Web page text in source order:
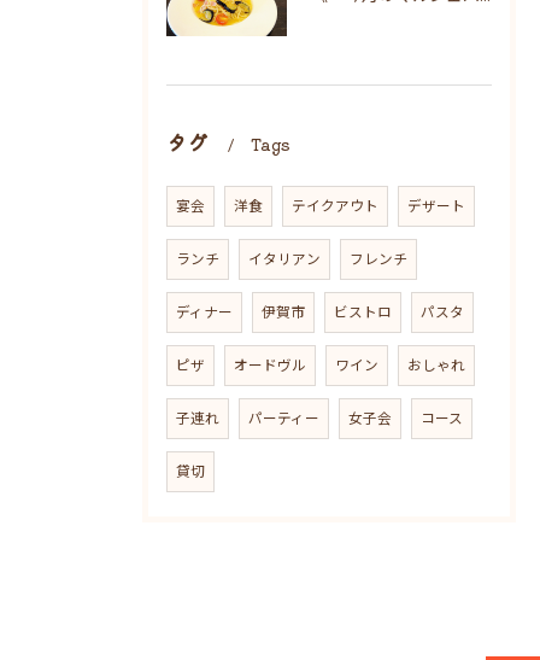
タグ Tags
宴会 洋食 テイクアウト デザート
ランチ イタリアン フレンチ
ディナー 伊賀市 ビストロ パスタ
ピザ オードヴル ワイン おしゃれ
子連れ パーティー 女子会 コース
貸切